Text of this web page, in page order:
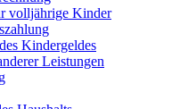
volljährige Kinder
Kindergeldes
Leistungen